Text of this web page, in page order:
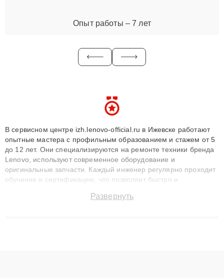
Опыт работы – 7 лет
В сервисном центре izh.lenovo-official.ru в Ижевске работают
опытные мастера с профильным образованием и стажем от 5
до 12 лет. Они специализируются на ремонте техники бренда
Lenovo, используют современное оборудование и
оригинальные запчасти. Каждый инженер регулярно проходит
обучение и сертификацию, что позволяет быстро и
сохранением гарантии до 3 лет. Наши мастера решают
Развернуть